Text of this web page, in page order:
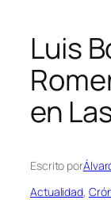
Luis
en
Escrito por
Actualidad,